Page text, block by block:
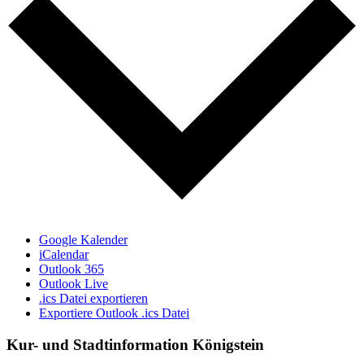
Google Kalender
iCalendar
Outlook 365
Outlook Live
.ics Datei exportieren
Exportiere Outlook .ics Datei
Kur- und Stadtinformation Königstein